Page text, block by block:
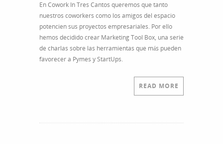
personal:
Da
el
mejor
enfoque
mismo
En Cowork In Tres Cantos queremos que tanto
nuestros coworkers como los amigos del espacio
potencien sus proyectos empresariales. Por ello
hemos decidido crear Marketing Tool Box, una serie
de charlas sobre las herramientas que más pueden
favorecer a Pymes y StartUps.
READ MORE